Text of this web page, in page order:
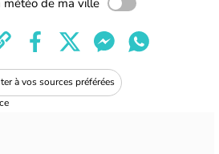
à vos sources préférées